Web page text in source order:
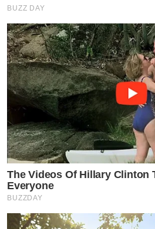
BUZZ DAY
The Videos Of Hillary Clinton
Everyone
BUZZDAY